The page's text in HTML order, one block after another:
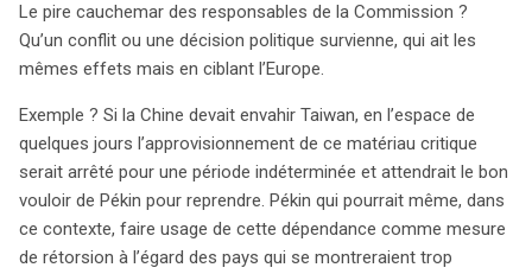
ambitieux ne se limite pas à assurer la compétitivité,
mais vise également à garantir l’autonomie
technologique de l’Europe face aux défis mondiaux
croissants dans le domaine des semi-conducteurs.
Le pire cauchemar des responsables de la Commission ?
Qu’un conflit ou une décision politique survienne, qui ait les
mêmes effets mais en ciblant l’Europe.
Exemple ? Si la Chine devait envahir Taiwan, en l’espace de
quelques jours l’approvisionnement de ce matériau critique
serait arrêté pour une période indéterminée et attendrait le bon
vouloir de Pékin pour reprendre. Pékin qui pourrait même, dans
ce contexte, faire usage de cette dépendance comme mesure
de rétorsion à l’égard des pays qui se montreraient trop